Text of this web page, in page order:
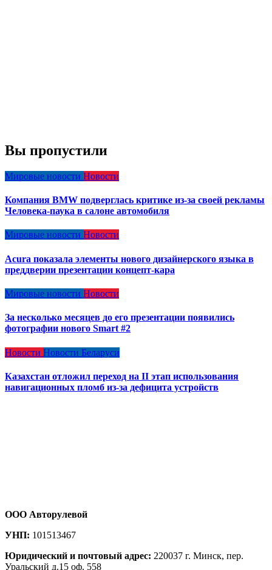
Вы пропустили
Мировые новости Новости
Компания BMW подверглась критике из-за своей рекламы
Человека-паука в салоне автомобиля
Мировые новости Новости
Acura показала элементы нового дизайнерского языка в
преддверии презентации концепт-кара
Мировые новости Новости
За несколько месяцев до его презентации появились
фотографии нового Smart #2
Новости Новости Беларуси
Казахстан отложил переход на II этап использования
навигационных пломб из-за дефицита устройств
ООО Авторулевой
УНП: 101513467
Юридический и почтовый адрес: 220037 г. Минск, пер.
Уральский д.15 оф. 558